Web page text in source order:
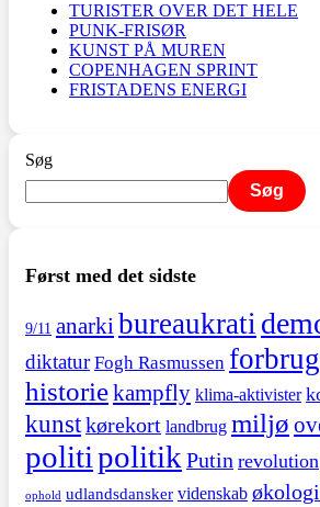
TURISTER OVER DET HELE
PUNK-FRISØR
KUNST PÅ MUREN
COPENHAGEN SPRINT
FRISTADENS ENERGI
Søg
Søg
Først med det sidste
9/11 anarkibureaukrati
diktatur Fogh Rasmussen forbrug
historiekampfly klima-aktivister
kunstkørekort landbrug miljø
politipolitikPutin revolution
ophold udlandsdansker videnskab økologi